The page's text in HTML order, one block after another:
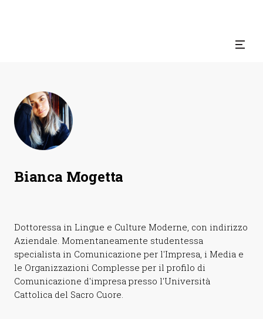
Bianca Mogetta
Dottoressa in Lingue e Culture Moderne, con indirizzo
Aziendale. Momentaneamente studentessa
specialista in Comunicazione per l'Impresa, i Media e
le Organizzazioni Complesse per il profilo di
Comunicazione d'impresa presso l'Università
Cattolica del Sacro Cuore.